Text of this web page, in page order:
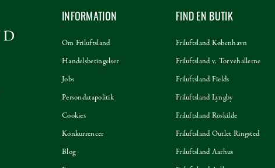
INFORMATION
Om Friluftsland
Handelsbetingelser
Jobs
Persondatapolitik
Cookies
Konkurrencer
Blog
FIND EN BUTIK
Friluftsland København
Friluftsland v. Torvehallerne
Friluftsland Fields
Friluftsland Lyngby
Friluftsland Roskilde
Friluftsland Outlet Ringsted
Friluftsland Aarhus